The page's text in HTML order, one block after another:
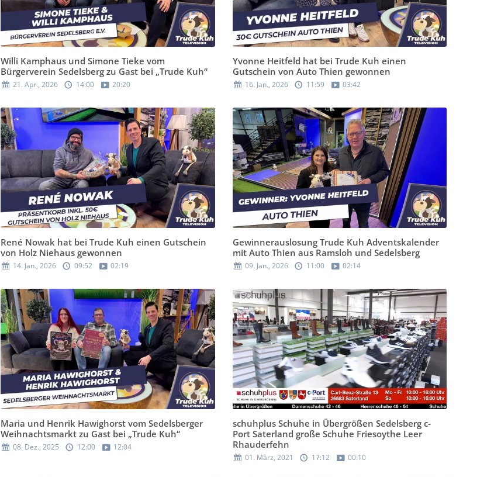
Willi Kamphaus und Simone Tieke vom
Bürgerverein Sedelsberg zu Gast bei „Trude Kuh“
21. Apr., 2026 14:00 20:20
Yvonne Heitfeld hat bei Trude Kuh einen
Gutschein von Auto Thien gewonnen
16. Jan., 2026 11:59 03:42
René Nowak hat bei Trude Kuh einen Gutschein
von Holz Niehaus gewonnen
14. Jan., 2026 09:52 02:19
Gewinnerauslosung Trude Kuh Adventskalender
mit Auto Thien aus Ramsloh und Sedelsberg
09. Jan., 2026 11:00 02:14
Maria und Henrik Hawighorst vom Sedelsberger
Weihnachtsmarkt zu Gast bei „Trude Kuh“
08. Dez., 2025 12:00 12:04
schuhplus Schuhe in Übergrößen Sedelsberg c-
Port Saterland große Schuhe Friesoythe Leer
Rhauderfehn
01. März, 2021 17:12 00:10